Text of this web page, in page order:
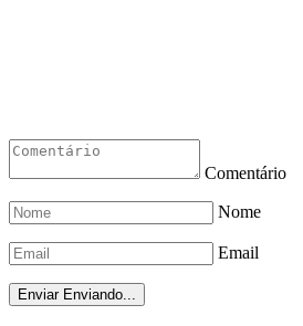
Comentário
Nome
Email
Enviar Enviando...